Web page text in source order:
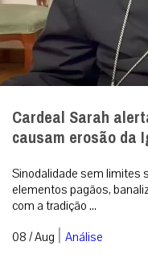
Cardeal Sarah
causam erosão da
Sinodalidade sem limites
elementos pagãos,
com a tradição ...
08 / Aug | Análise